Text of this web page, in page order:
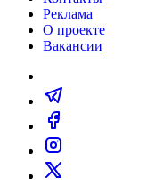
Реклама
О проекте
Вакансии